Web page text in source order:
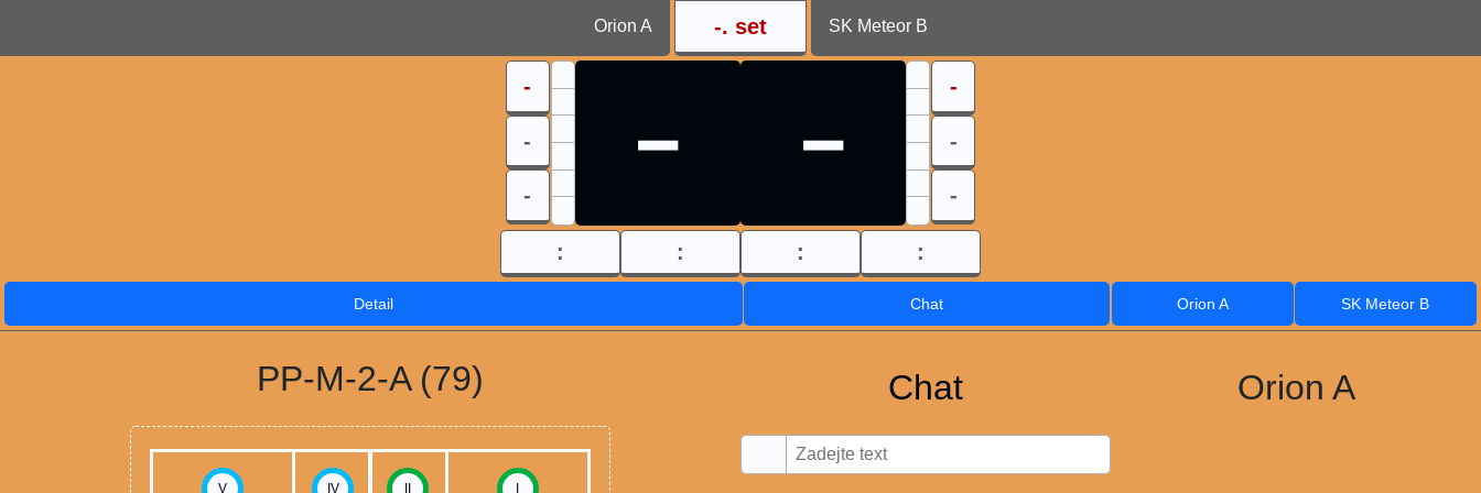
Orion A -. set SK Meteor B
-
-
-
- - -
-
-
: : : :
Detail Chat Orion A SK Meteor B
PP-M-2-A (79)
V IV II I
Chat Orion A